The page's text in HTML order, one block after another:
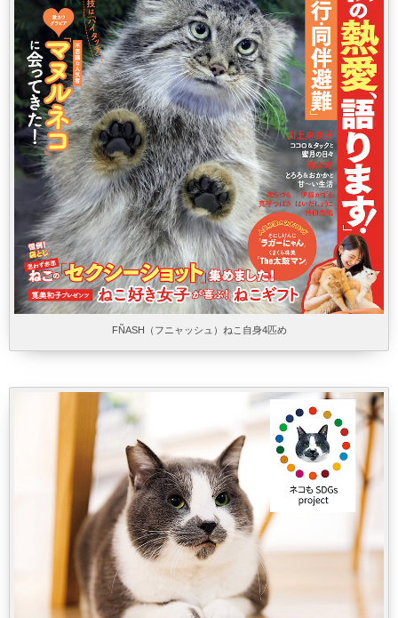
FÑASH（フニャッシュ）ねこ自身4匹め